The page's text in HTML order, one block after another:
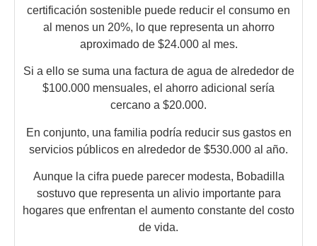
certificación sostenible puede reducir el consumo en
al menos un 20%, lo que representa un ahorro
aproximado de $24.000 al mes.
Si a ello se suma una factura de agua de alrededor de
$100.000 mensuales, el ahorro adicional sería
cercano a $20.000.
En conjunto, una familia podría reducir sus gastos en
servicios públicos en alrededor de $530.000 al año.
Aunque la cifra puede parecer modesta, Bobadilla
sostuvo que representa un alivio importante para
hogares que enfrentan el aumento constante del costo
de vida.